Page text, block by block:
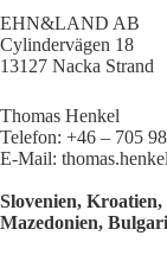
EHN&LAND AB
Cylindervägen 18
13127 Nacka Strand
Thomas Henkel
Telefon: +46 – 705
E-Mail:
Slovenien, Kroatien,
Mazedonien,